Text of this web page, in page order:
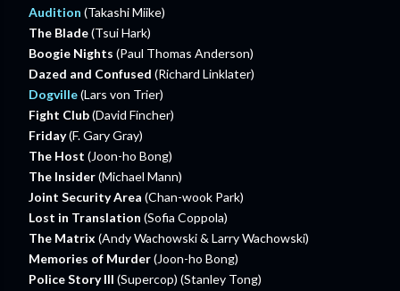
Audition (Takashi Miike)
The Blade(Tsui Hark)
Boogie Nights (Paul Thomas Anderson)
Dazed and Confused (Richard Linklater)
Dogville(Lars von Trier)
Fight Club(David Fincher)
Friday(F. Gary Gray)
The Host (Joon-ho Bong)
The Insider(Michael Mann)
Joint Security Area (Chan-wook Park)
Lost in Translation (Sofia Coppola)
The Matrix (Andy Wachowski & Larry Wachowski)
Memories of Murder(Joon-ho Bong)
Police Story III (Supercop) (Stanley Tong)